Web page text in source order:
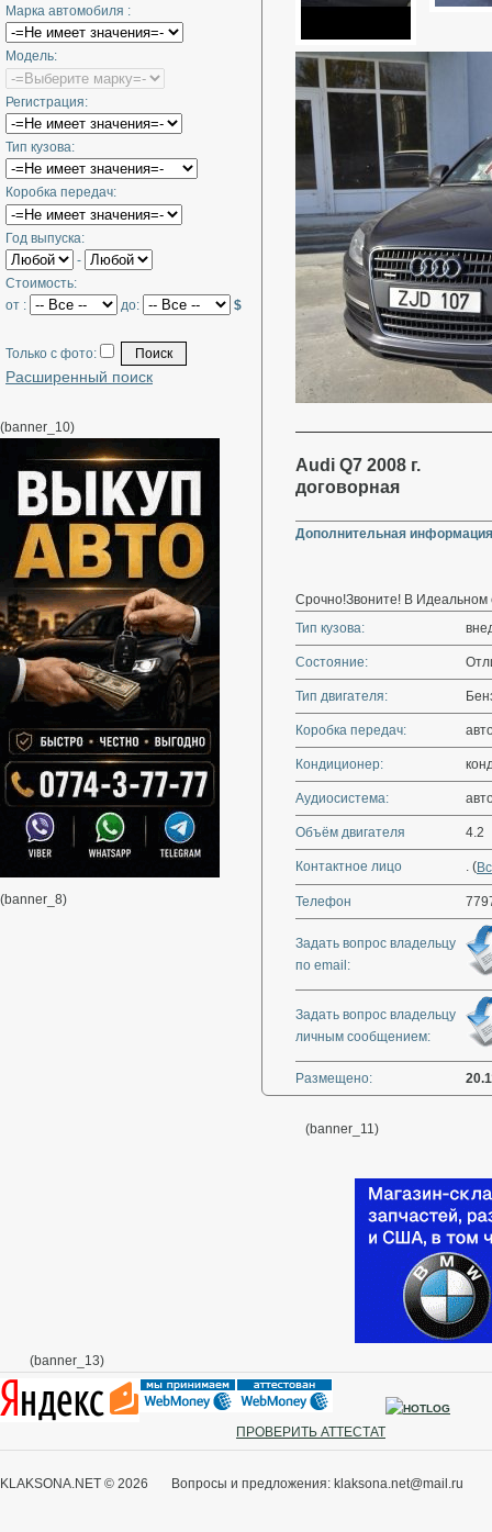
Марка автомобиля :
Модель:
Регистрация:
Тип кузова:
Коробка передач:
Год выпуска:
-
Стоимость:
от :
до: $
Только с фото:
Расширенный поиск
(banner_10)
(banner_8)
Audi Q7 2008 г.
договорная
Дополнительная
Срочно!Звоните! В Идеальном
Тип кузова:
Состояние:
Тип двигателя:
Коробка передач:
Кондиционер:
Аудиосистема:
Объём двигателя 4.2
Контактное лицо . (
Телефон
Задать вопрос владельцу
по email:
Задать вопрос владельцу
личным сообщением:
Размещено:
(banner_11)
(banner_13)
ПРОВЕРИТЬ АТТЕСТАТ
KLAKSONA.NET © 2026 Вопросы и предложения: klaksona.net@mail.ru